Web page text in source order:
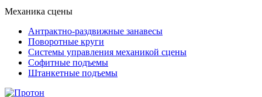
Механика сцены
Антрактно-раздвижные занавесы
Поворотные круги
Системы управления механикой сцены
Софитные подъемы
Штанкетные подъемы